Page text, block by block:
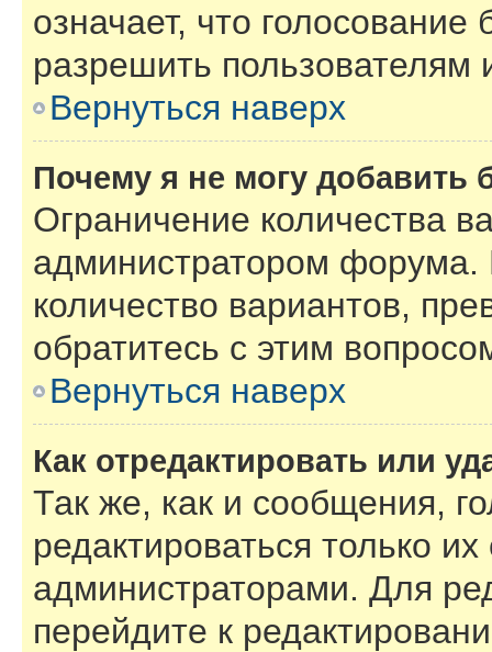
означает, что
разрешить пользователям
Вернуться наверх
Почему я не могу добавить
Ограничение количества
администратором
количество вариантов,
обратитесь с этим
Вернуться наверх
Как отредактировать или
Так же, как и сообщения,
редактироваться только
администраторами. Для
перейдите к